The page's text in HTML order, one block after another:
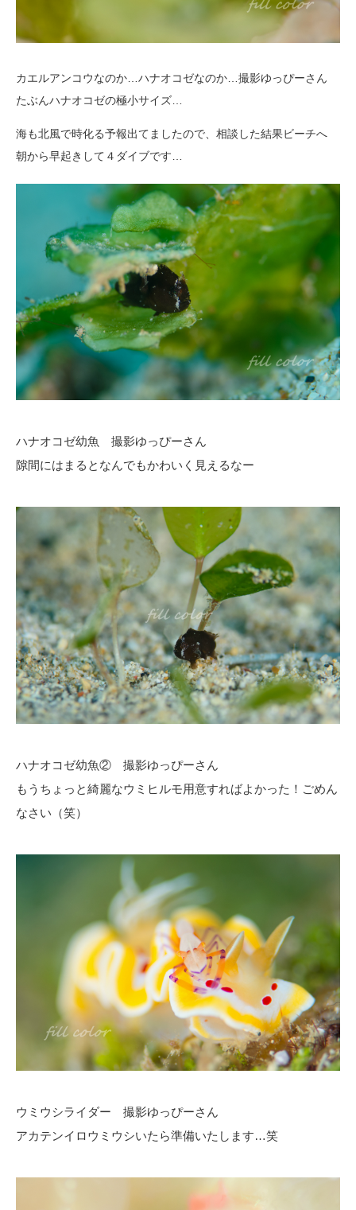
カエルアンコウなのか…ハナオコゼなのか…撮影ゆっぴーさん
たぶんハナオコゼの極小サイズ…
海も北風で時化る予報出てましたので、相談した結果ビーチへ
朝から早起きして４ダイブです…
ハナオコゼ幼魚 撮影ゆっぴーさん
隙間にはまるとなんでもかわいく見えるなー
ハナオコゼ幼魚② 撮影ゆっぴーさん
もうちょっと綺麗なウミヒルモ用意すればよかった！ごめん
なさい（笑）
ウミウシライダー 撮影ゆっぴーさん
アカテンイロウミウシいたら準備いたします…笑